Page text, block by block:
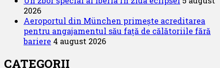
2026
Aeroportul din München primește acreditarea
pentru angajamentul său față de călătoriile fără
bariere 4 august 2026
CATEGORII